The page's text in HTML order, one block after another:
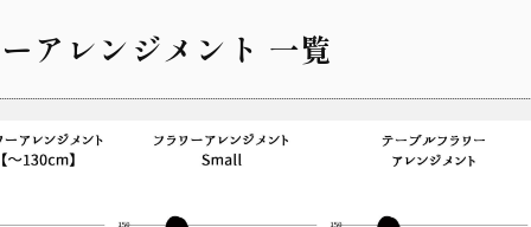
アレンジメント 一覧